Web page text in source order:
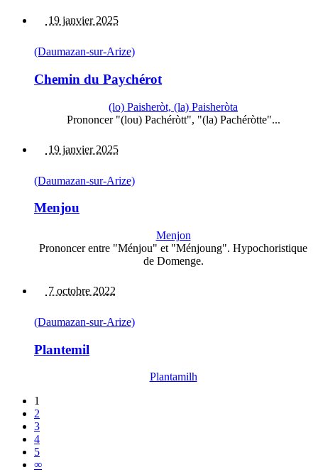
19 janvier 2025
(Daumazan-sur-Arize)
Chemin du Paychérot
(lo) Paisheròt, (la) Paisheròta
Prononcer "(lou) Pachéròtt", "(la) Pachéròtte"...
19 janvier 2025
(Daumazan-sur-Arize)
Menjou
Menjon
Prononcer entre "Ménjou" et "Ménjoung". Hypochoristique
de Domenge.
7 octobre 2022
(Daumazan-sur-Arize)
Plantemil
Plantamilh
1
2
3
4
5
∞